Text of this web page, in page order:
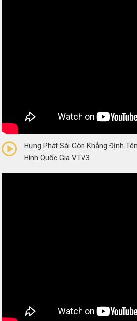
(0 Reviews)
Hưng Phát Sài Gòn Khẳng Định
Hình Quốc Gia VTV3